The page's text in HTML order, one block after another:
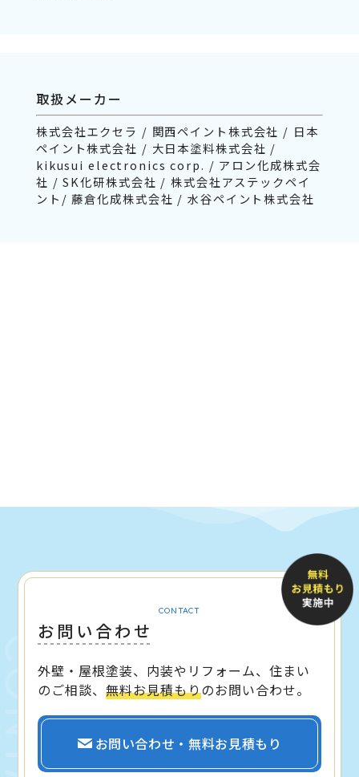
取扱メーカー
株式会社エクセラ / 関西ペイント株式会社 / 日本
ペイント株式会社 / 大日本塗料株式会社 /
kikusui electronics corp. / アロン化成株式会
社 / SK化研株式会社 / 株式会社アステックペイ
ント/ 藤倉化成株式会社 / 水谷ペイント株式会社
CONTACT
お問い合わせ
外壁・屋根塗装、内装やリフォーム、住まい
のご相談、無料お見積もりのお問い合わせ。
お問い合わせ・無料お見積もり